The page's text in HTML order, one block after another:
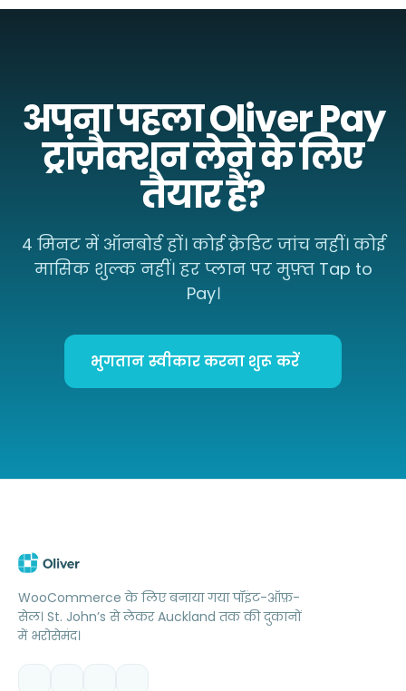
अपना पहला Oliver Pay
ट्रांज़ैक्शन लेने के लिए
तैयार हैं?
4 मिनट में ऑनबोर्ड हों। कोई क्रेडिट जांच नहीं। कोई
मासिक शुल्क नहीं। हर प्लान पर मुफ़्त Tap to
Pay।
भुगतान स्वीकार करना शुरू करें
WooCommerce के लिए बनाया गया पॉइंट-ऑफ़-
सेल। St. John’s से लेकर Auckland तक की दुकानों
में भरोसेमंद।